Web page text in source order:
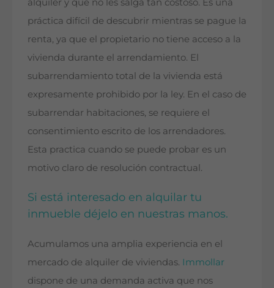
práctica difícil de descubrir mientras se pague la
renta, ya que el propietario no tiene acceso a la
vivienda durante el arrendamiento. El
subarrendamiento total de la vivienda está
expresamente prohibido por la ley. En el caso de
subarrendar habitaciones, se requiere el
consentimiento escrito de los arrendadores.
Esta practica cuando se puede probar es un
motivo claro de resolución contractual.
Si está interesado en alquilar tu
inmueble déjelo en nuestras manos.
Acumulamos una amplia experiencia en el
mercado de alquiler de viviendas. Immollar
dispone de una demanda activa que nos